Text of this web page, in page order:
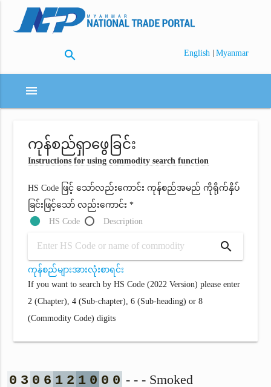
search English | Myanmar
menu
ကုန်စည်ရှာဖွေခြင်း
Instructions for using commodity search function
HS Code ဖြင့် သော်လည်းကောင်း ကုန်စည်အမည် ကိုရိုက်နှိပ်
ခြင်းဖြင့်သော် လည်းကောင်း *
HS Code
Description
search
ကုန်စည်များအားလုံးစာရင်း
If you want to search by HS Code (2022 Version) please enter
2 (Chapter), 4 (Sub-chapter), 6 (Sub-heading) or 8
(Commodity Code) digits
0 3 0 6 1 2 1 0 0 0 - - - Smoked